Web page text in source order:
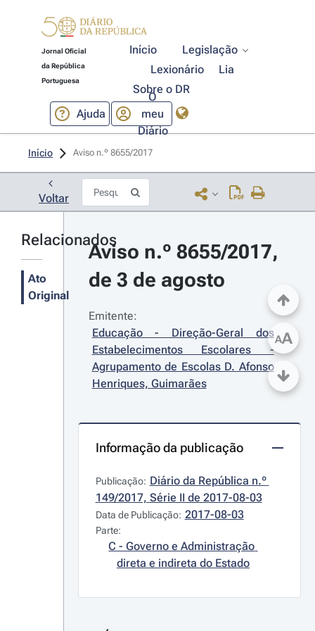
Jornal Oficial
da República
Portuguesa
Início
Legislação
Lexionário
Lia
Sobre o DR
Ajuda
O
meu
Diário
Início Aviso n.º 8655/2017
Voltar
Relacionados
Ato
Original
Aviso n.º 8655/2017,
de 3 de agosto
Emitente:
Educação - Direção-Geral dos
Estabelecimentos Escolares -
Agrupamento de Escolas D. Afonso
Henriques, Guimarães
Informação da publicação
Publicação: Diário da República n.º
149/2017, Série II de 2017-08-03
Data de Publicação: 2017-08-03
Parte:
C - Governo e Administração
direta e indireta do Estado
AA